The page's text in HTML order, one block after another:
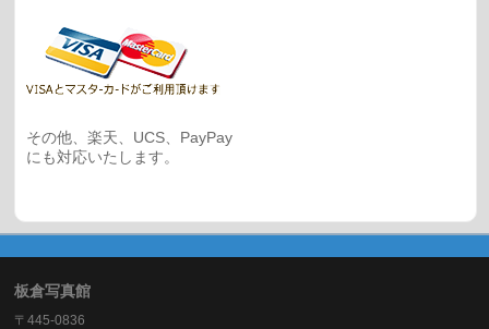
その他、楽天、UCS、PayPay
にも対応いたします。
板倉写真館
〒445-0836